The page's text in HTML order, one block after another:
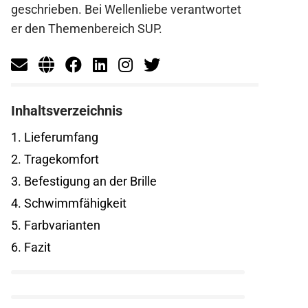
geschrieben. Bei Wellenliebe verantwortet
er den Themenbereich SUP.
Inhaltsverzeichnis
1. Lieferumfang
2. Tragekomfort
3. Befestigung an der Brille
4. Schwimmfähigkeit
5. Farbvarianten
6. Fazit